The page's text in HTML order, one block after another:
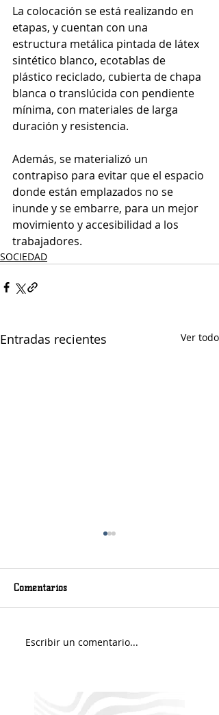
La colocación se está realizando en
etapas, y cuentan con una
estructura metálica pintada de látex
sintético blanco, ecotablas de
plástico reciclado, cubierta de chapa
blanca o translúcida con pendiente
mínima, con materiales de larga
duración y resistencia.
Además, se materializó un
contrapiso para evitar que el espacio
donde están emplazados no se
inunde y se embarre, para un mejor
movimiento y accesibilidad a los
trabajadores.
SOCIEDAD
Entradas recientes Ver todo
Comentarios
Escribir un comentario...